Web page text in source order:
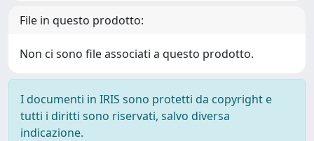
File in questo prodotto:
Non ci sono file associati a questo prodotto.
I documenti in IRIS sono protetti da copyright e
tutti i diritti sono riservati, salvo diversa
indicazione.